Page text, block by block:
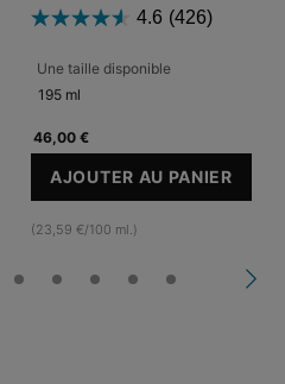
ULTRA SERUM
l'exfoliation enzymatique
4.6 (426)
Une taille disponible
195 ml
46,00 €
AJOUTER AU PANIER
SIMPLY CLEAN
(23,59 €/100 ml.)